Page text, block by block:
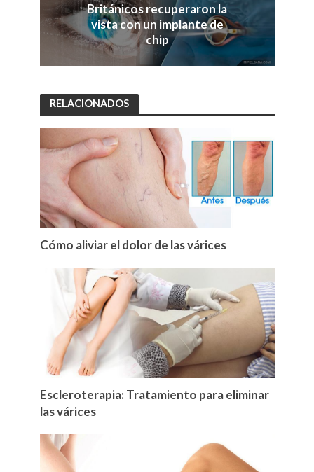
Británicos recuperaron la
vista con un implante de
chip
RELACIONADOS
Cómo aliviar el dolor de las várices
Escleroterapia: Tratamiento para eliminar
las várices